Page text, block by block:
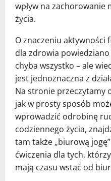
wpływ na zachorowanie
życia.
O znaczeniu aktywności
dla zdrowia powiedziano
chyba wszystko – ale
jest jednoznaczna z
Na stronie przeczytamy
jak w prosty sposób
wprowadzić odrobinę
codziennego życia,
tam także „biurową
ćwiczenia dla tych,
mają czasu wstać od